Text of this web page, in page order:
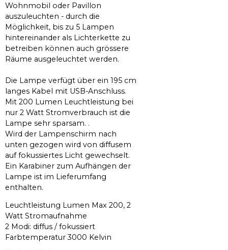
Wohnmobil oder Pavillon
auszuleuchten - durch die
Möglichkeit, bis zu 5 Lampen
hintereinander als Lichterkette zu
betreiben können auch grössere
Räume ausgeleuchtet werden.
Die Lampe verfügt über ein 195 cm
langes Kabel mit USB-Anschluss.
Mit 200 Lumen Leuchtleistung bei
nur 2 Watt Stromverbrauch ist die
Lampe sehr sparsam. .
Wird der Lampenschirm nach
unten gezogen wird von diffusem
auf fokussiertes Licht gewechselt.
Ein Karabiner zum Aufhängen der
Lampe ist im Lieferumfang
enthalten.
Leuchtleistung Lumen Max 200, 2
Watt Stromaufnahme
2 Modi: diffus / fokussiert
Farbtemperatur 3000 Kelvin